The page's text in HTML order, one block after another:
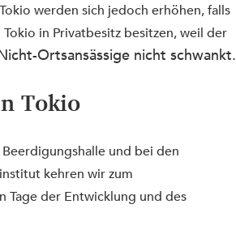
werden sich jedoch erhöhen, falls
in Privatbesitz besitzen, weil der
Ortsansässige nicht schwankt.
Tokio
und bei den
kehren wir zum
Tage der Entwicklung und des